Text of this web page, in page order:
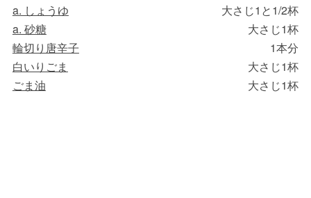
a. しょうゆ
大さじ1と1/2杯
a. 砂糖
大さじ1杯
輪切り唐辛子
1本分
白いりごま
大さじ1杯
ごま油
大さじ1杯